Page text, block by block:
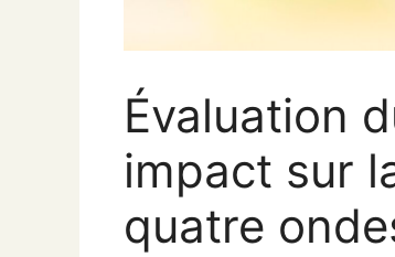
Évaluation
impact sur
quatre